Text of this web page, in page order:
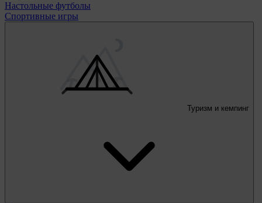
Настольные футболы
Спортивные игры
Туризм и кемпинг